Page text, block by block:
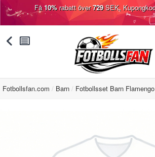
Få10%rabatt över729SEK,
󰅯 󰂩
Fotbollsfan.com Barn Fotbollsset Barn Flamengo